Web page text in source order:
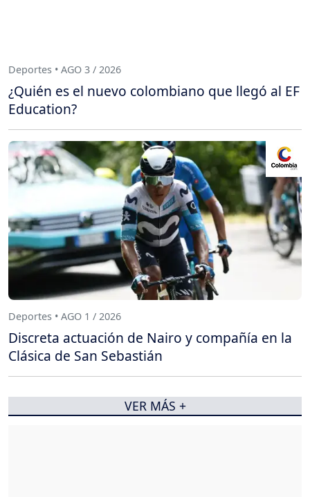
Deportes • AGO 3 / 2026
¿Quién es el nuevo colombiano que llegó al EF
Education?
Deportes • AGO 1 / 2026
Discreta actuación de Nairo y compañía en la
Clásica de San Sebastián
VER MÁS +